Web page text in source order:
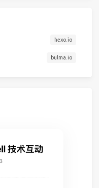
hexo.io
bulma.io